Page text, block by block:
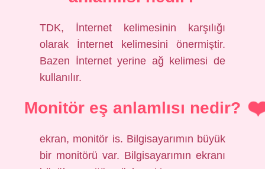
TDK, İnternet kelimesinin karşılığı
olarak İnternet kelimesini önermiştir.
Bazen İnternet yerine ağ kelimesi de
kullanılır.
Monitör eş anlamlısı nedir?
ekran, monitör is. Bilgisayarımın büyük
bir monitörü var. Bilgisayarımın ekranı